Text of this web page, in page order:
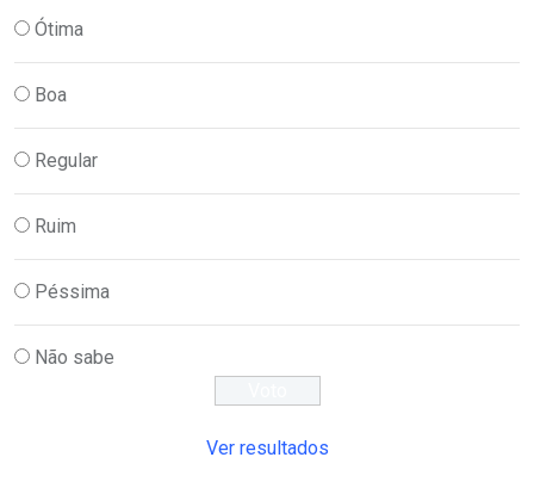
Ótima
Boa
Regular
Ruim
Péssima
Não sabe
Ver resultados